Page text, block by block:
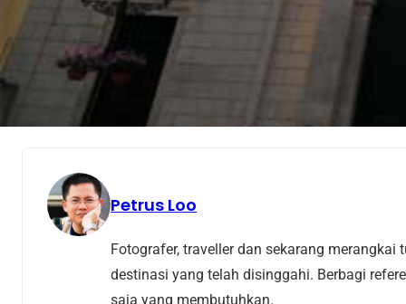
Petrus Loo
Fotografer, traveller dan sekarang
destinasi yang telah disinggahi. Berbagi
saja yang membutuhkan.